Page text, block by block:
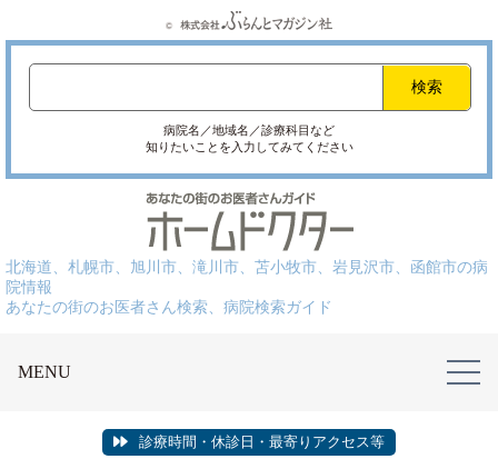
病院名／地域名／診療科目など
知りたいことを入力してみてください
北海道、札幌市、旭川市、滝川市、苫小牧市、岩見沢市、函館市の病
院情報
あなたの街のお医者さん検索、病院検索ガイド
MENU
診療時間・休診日・最寄りアクセス等